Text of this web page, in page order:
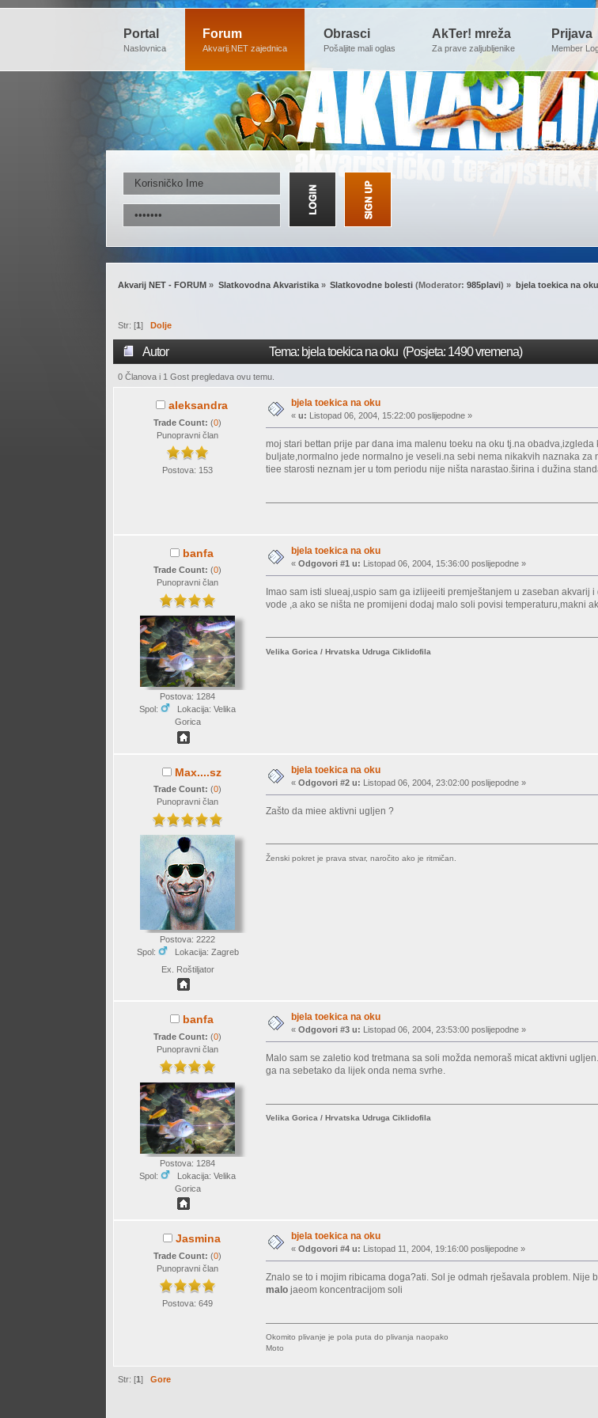
Portal
Naslovnica
Forum
Akvarij.NET zajednica
Obrasci
Pošaljite mali oglas
AkTer! mreža
Za prave zaljubljenike
Prijava
Member
Akvarij NET - FORUM » Slatkovodna Akvaristika» Slatkovodne bolesti (Moderator:985plavi) » bjela toekica na oku
Str: [1] Dolje
Autor Tema: bjela toekica na oku (Posjeta: 1490 vremena)
0 Članova i 1 Gost pregledava ovu temu.
aleksandra
Trade Count:(0)
Punopravni član
Postova: 153
bjela toekica na oku
«u: Listopad 06, 2004, 15:22:00 poslijepodne »
moj stari bettan prije par dana ima malenu toeku na oku tj.na
buljate,normalno jede normalno je veseli.na sebi nema nikakvih naznaka
tiee starosti neznam jer u tom periodu nije ništa narastao.širina i dužina
banfa
Trade Count:(0)
Punopravni član
Postova: 1284
Spol:
Lokacija: Velika
Gorica
bjela toekica na oku
«Odgovori #1 u: Listopad 06, 2004, 15:36:00 poslijepodne »
Imao sam isti slueaj,uspio sam ga izlijeeiti premještanjem u zaseban
vode ,a ako se ništa ne promijeni dodaj malo soli povisi temperaturu,makni
Velika Gorica / Hrvatska Udruga Ciklidofila
Max....sz
Trade Count:(0)
Punopravni član
Postova: 2222
Spol:
Lokacija: Zagreb
Ex. Roštiljator
bjela toekica na oku
«Odgovori #2 u: Listopad 06, 2004, 23:02:00 poslijepodne »
Zašto da miee aktivni ugljen ?
Ženski pokret je prava stvar, naročito ako je ritmičan.
banfa
Trade Count:(0)
Punopravni član
Postova: 1284
Spol:
Lokacija: Velika
Gorica
bjela toekica na oku
«Odgovori #3 u: Listopad 06, 2004, 23:53:00 poslijepodne »
Malo sam se zaletio kod tretmana sa soli možda nemoraš micat aktivni
ga na sebetako da lijek onda nema svrhe.
Velika Gorica / Hrvatska Udruga Ciklidofila
Jasmina
Trade Count:(0)
Punopravni član
Postova: 649
bjela toekica na oku
«Odgovori #4 u: Listopad 11, 2004, 19:16:00 poslijepodne »
Znalo se to i mojim ribicama doga?ati. Sol je odmah rješavala problem.
malo jaeom koncentracijom soli
Okomito plivanje je pola puta do plivanja naopako
Moto
Str: [1] Gore